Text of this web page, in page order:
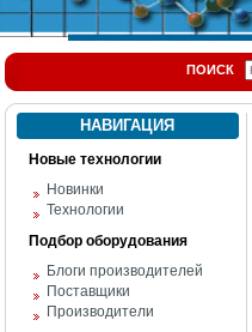
ПОИСК
НАВИГАЦИЯ
Новые технологии
Новинки
Технологии
Подбор оборудования
Блоги производителей
Поставщики
Производители